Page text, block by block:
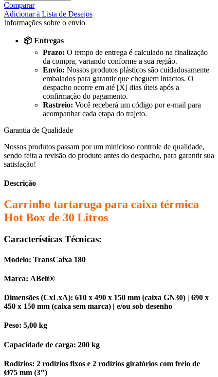
Comparar
Adicionar à Lista de Desejos
Informações sobre o envio
📦 Entregas
Prazo: O tempo de entrega é calculado na finalização
da compra, variando conforme a sua região.
Envio: Nossos produtos plásticos são cuidadosamente
embalados para garantir que cheguem intactos. O
despacho ocorre em até [X] dias úteis após a
confirmação do pagamento.
Rastreio: Você receberá um código por e-mail para
acompanhar cada etapa do trajeto.
Garantia de Qualidade
Nossos produtos passam por um minicioso controle de qualidade,
sendo feita a revisão do produto antes do despacho, para garantir sua
satisfação!
Descrição
Carrinho tartaruga para caixa térmica
Hot Box de 30 Litros
Características Técnicas:
Modelo: TransCaixa 180
Marca: ABelt®
Dimensões (CxLxA): 610 x 490 x 150 mm (caixa GN30) | 690 x
450 x 150 mm (caixa sem marca) | e/ou sob desenho
Peso: 5,00 kg
Capacidade de carga: 200 kg
Rodízios: 2 rodízios fixos e 2 rodízios giratórios com freio de
Ø75 mm (3’’)